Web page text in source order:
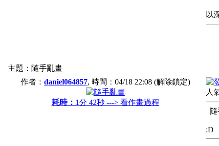
以
主題：隨手亂畫
作者： daniel064857, 時間： 04/18 22:08 (解除鎖定)
耗時： 1分 42秒 ---> 看作畫過程
人
:D